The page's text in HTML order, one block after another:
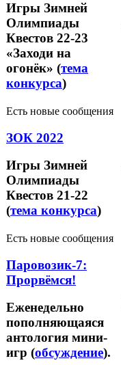
Игры Зимней
Олимпиады
Квестов 22-23
«Заходи на
огонёк» (тема
конкурса)
Есть новые сообщения
ЗОК 2022
Игры Зимней
Олимпиады
Квестов 21-22
(тема конкурса)
Есть новые сообщения
Паровозик-7:
Прорвёмся!
Еженедельно
пополняющаяся
антология мини-
игр (обсуждение).